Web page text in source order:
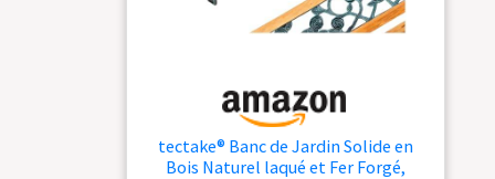
rapidement monté
tectake® Banc de Jardin Solide en
Bois Naturel laqué et Fer Forgé,